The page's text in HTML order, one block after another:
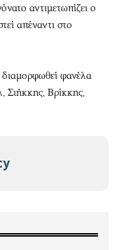
αντιμετωπίζει ο
απέναντι στο
φανέλα
Σιήκκης, Βρίκκης,